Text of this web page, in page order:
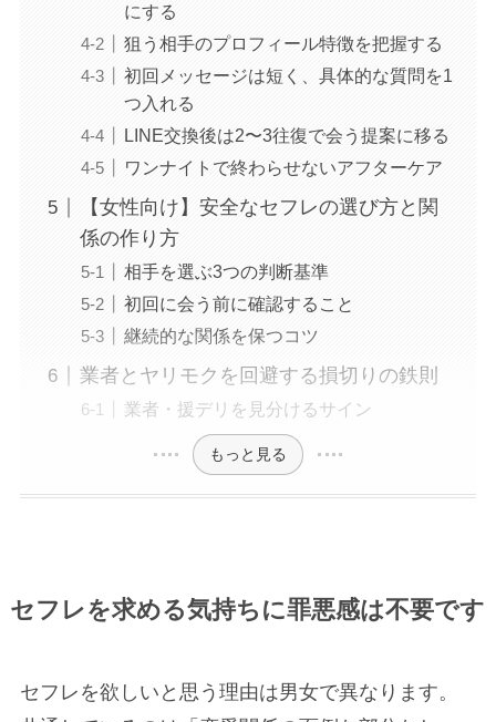
にする
狙う相手のプロフィール特徴を把握する
初回メッセージは短く、具体的な質問を1
つ入れる
LINE交換後は2〜3往復で会う提案に移る
ワンナイトで終わらせないアフターケア
【女性向け】安全なセフレの選び方と関
係の作り方
相手を選ぶ3つの判断基準
初回に会う前に確認すること
継続的な関係を保つコツ
業者とヤリモクを回避する損切りの鉄則
業者・援デリを見分けるサイン
もっと見る
セフレを求める気持ちに罪悪感は不要です
セフレを欲しいと思う理由は男女で異なります。